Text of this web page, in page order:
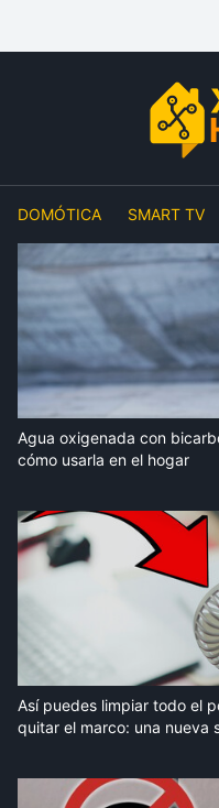
DOMÓTICA SMART TV
Agua oxigenada con
cómo usarla en el hogar
Así puedes limpiar todo el
quitar el marco: una nueva